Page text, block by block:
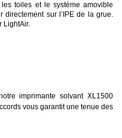
toiles et le système amovible
sur l’IPE de la grue.
LightAir.
imprimante solvant XL1500
vous garantit une tenue des